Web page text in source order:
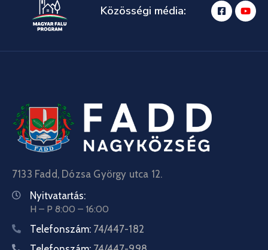
Közösségi média:
7133 Fadd, Dózsa György utca 12.
Nyitvatartás:
H – P 8:00 – 16:00
Telefonszám: 74/447-182